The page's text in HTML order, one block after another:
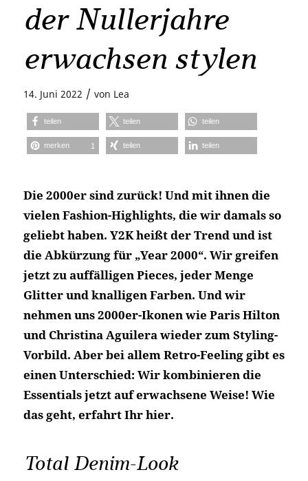
der Nullerjahre
erwachsen stylen
14. Juni 2022 / von Lea
teilen teilen teilen
merken 1 teilen teilen
Die 2000er sind zurück! Und mit ihnen die
vielen Fashion-Highlights, die wir damals so
geliebt haben. Y2K heißt der Trend und ist
die Abkürzung für „Year 2000“. Wir greifen
jetzt zu auffälligen Pieces, jeder Menge
Glitter und knalligen Farben. Und wir
nehmen uns 2000er-Ikonen wie Paris Hilton
und Christina Aguilera wieder zum Styling-
Vorbild. Aber bei allem Retro-Feeling gibt es
einen Unterschied: Wir kombinieren die
Essentials jetzt auf erwachsene Weise! Wie
das geht, erfahrt Ihr hier.
Total Denim-Look